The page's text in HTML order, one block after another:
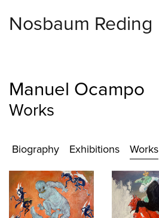
Nosbaum Reding
Manuel Ocampo
Works
Biography Exhibitions Works